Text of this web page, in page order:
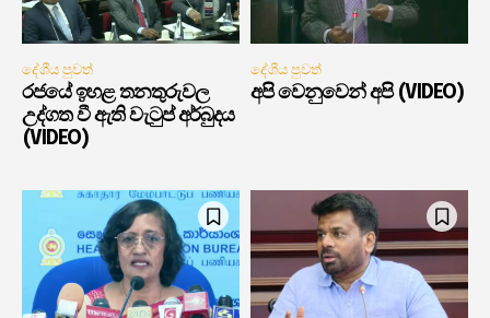
දේශීය පුවත්
රජයේ ඉහළ තනතුරුවල
උද්ගත වී ඇති වැටුප් අර්බුදය
(VIDEO)
දේශීය පුවත්
අපි වෙනුවෙන් අපි (VIDEO)